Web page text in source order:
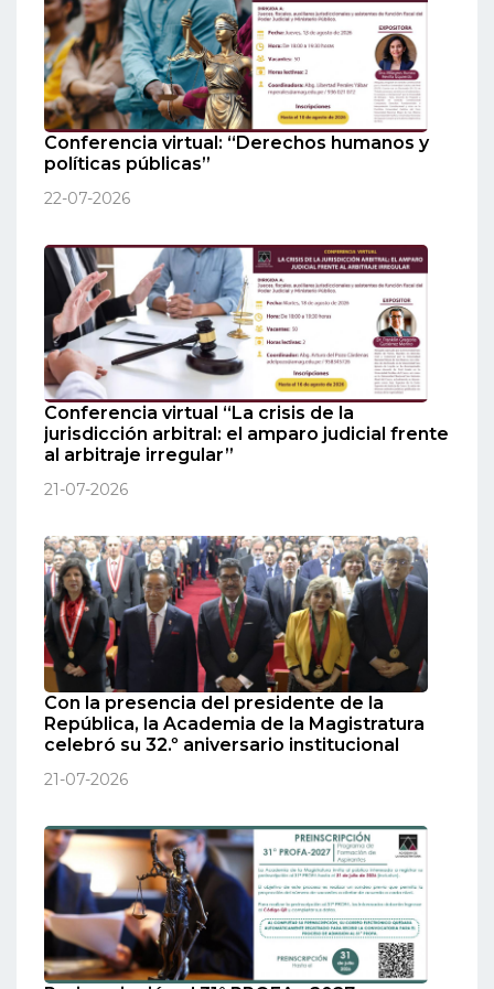
Conferencia virtual: “Derechos humanos y
políticas públicas”
22-07-2026
Conferencia virtual “La crisis de la
jurisdicción arbitral: el amparo judicial frente
al arbitraje irregular”
21-07-2026
Con la presencia del presidente de la
República, la Academia de la Magistratura
celebró su 32.º aniversario institucional
21-07-2026